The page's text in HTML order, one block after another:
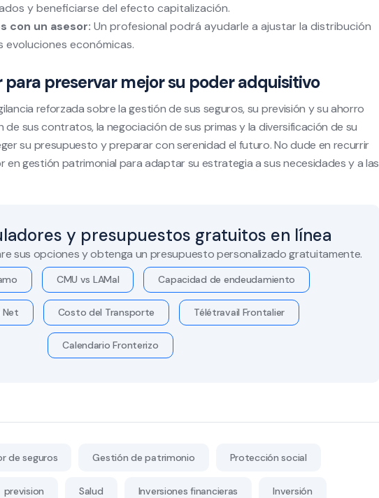
y beneficiarse del efecto capitalización.
con un asesor: Un profesional podrá ayudarle a ajustar la distribución
económicas.
preservar mejor su poder adquisitivo
reforzada sobre la gestión de sus seguros, su previsión y su ahorro
de sus contratos, la negociación de sus primas y la diversificación de su
su presupuesto y preparar con serenidad el futuro. No dude en recurrir
en gestión patrimonial para adaptar su estrategia a sus necesidades y a las
y presupuestos gratuitos en línea
sus opciones y obtenga un presupuesto personalizado gratuitamente.
CMU vs LAMal Capacidad de endeudamiento
Net Costo del Transporte Télétravail Frontalier
Calendario Fronterizo
de seguros Gestión de patrimonio Protección social
prevision Salud Inversiones financieras Inversión